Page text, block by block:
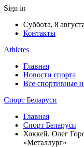
Sign in
Суббота, 8
Контакты
Athletes
Главная
Новости спорта
Все спортивные
Спорт Беларуси
Главная
Спорт Беларуси
Хоккей. Олег
«Металлург»